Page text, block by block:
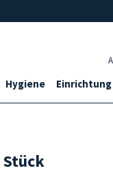
Hygiene Einrichtung
Stück